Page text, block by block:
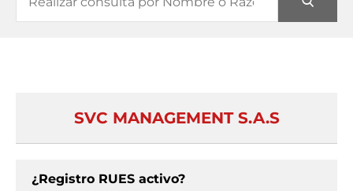
SVC MANAGEMENT S.A.S
¿Registro RUES activo?